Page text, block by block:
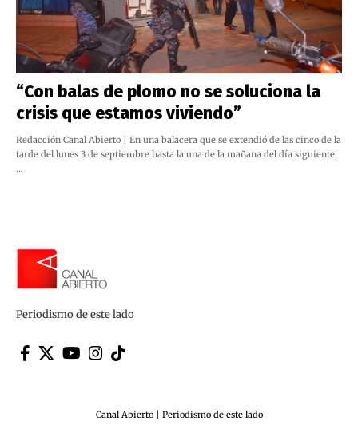
“Con balas de plomo no se soluciona la
crisis que estamos viviendo”
Redacción Canal Abierto | En una balacera que se extendió de las cinco de la
tarde del lunes 3 de septiembre hasta la una de la mañana del día siguiente,
…
Periodismo de este lado
Canal Abierto | Periodismo de este lado